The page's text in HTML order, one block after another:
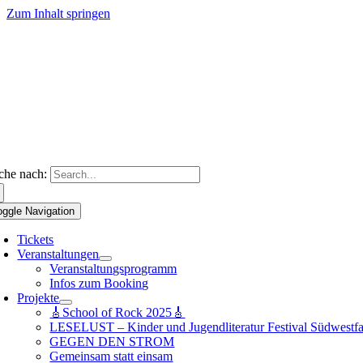
Zum Inhalt springen
nach:
Navigation
Tickets
Veranstaltungen
Veranstaltungsprogramm
Infos zum Booking
Projekte
🎸School of Rock 2025🎸
LESELUST – Kinder und Jugendliteratur Festival
GEGEN DEN STROM
Gemeinsam statt einsam